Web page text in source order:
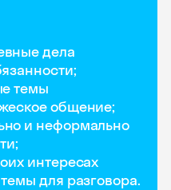
дела
темы
общение;
и неформально
интересах
для разговора.